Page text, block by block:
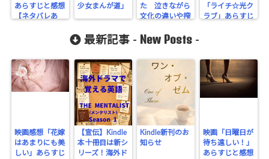
あらすじと感想
【ネタバレあ
少女まんが道」
た 泣きながら
文化の違いや搾
て考える
「ライチ☆光ク
ラブ」あらすじ
最新記事 - New Posts -
映画感想「花嫁
はあまりにも美
しい」あらすじ
【宣伝】Kindle
本十冊目は新シ
リーズ！海外ド
Kindle新刊のお
知らせ
映画「日曜日が
待ち遠しい！」
あらすじと感想